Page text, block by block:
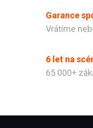
Garance
Vrátíme
6 let na
65 000+